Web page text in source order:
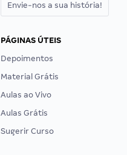
Envie-nos a sua história!
PÁGINAS ÚTEIS
Depoimentos
Material Grátis
Aulas ao Vivo
Aulas Grátis
Sugerir Curso